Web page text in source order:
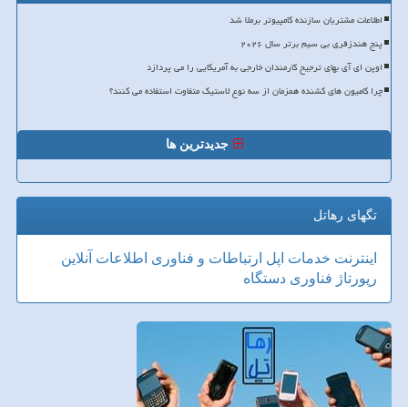
اطلاعات مشتریان سازنده کامپیوتر برملا شد
پنج هندزفری بی سیم برتر سال ۲۰۲۶
اوپن ای آی بهای ترجیح کارمندان خارجی به آمریکایی را می پردازد
چرا کامیون های کشنده همزمان از سه نوع لاستیک متفاوت استفاده می کنند؟
جدیدترین ها
تگهای رهاتل
اینترنت خدمات اپل ارتباطات و فناوری اطلاعات آنلاین
رپورتاژ فناوری دستگاه